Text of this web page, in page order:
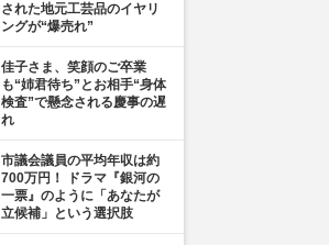
された地元工芸品のイヤリ
ングが“爆売れ”
佳子さま、笑顔のご卒業
も“姉君待ち”とお相手“身体
検査”で懸念される慶事の遅
れ
市議会議員の平均年収は約
700万円！ ドラマ『銀河の
一票』のように「あなたが
立候補」という選択肢